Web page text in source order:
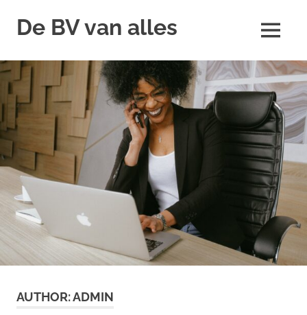
De BV van alles MENU
AUTHOR:ADMIN